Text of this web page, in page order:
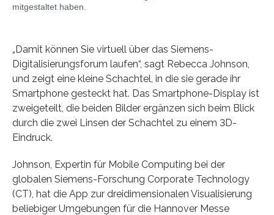
mitgestaltet haben.
„Damit können Sie virtuell über das Siemens-
Digitalisierungsforum laufen“, sagt Rebecca Johnson,
und zeigt eine kleine Schachtel, in die sie gerade ihr
Smartphone gesteckt hat. Das Smartphone-Display ist
zweigeteilt, die beiden Bilder ergänzen sich beim Blick
durch die zwei Linsen der Schachtel zu einem 3D-
Eindruck.
Johnson, Expertin für Mobile Computing bei der
globalen Siemens-Forschung Corporate Technology
(CT), hat die App zur dreidimensionalen Visualisierung
beliebiger Umgebungen für die Hannover Messe